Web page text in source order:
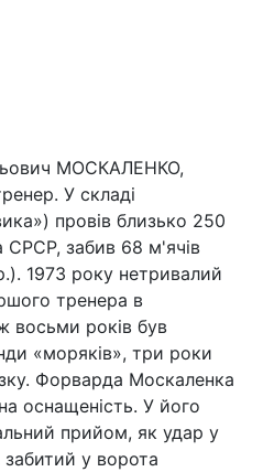
МОСКАЛЕНКО,
У складі
провів близько 250
СРСР, забив 68 м'ячів
1973 року нетривалий
тренера в
восьми років був
«моряків», три роки
Форварда Москаленка
оснащеність. У його
прийом, як удар у
забитий у ворота